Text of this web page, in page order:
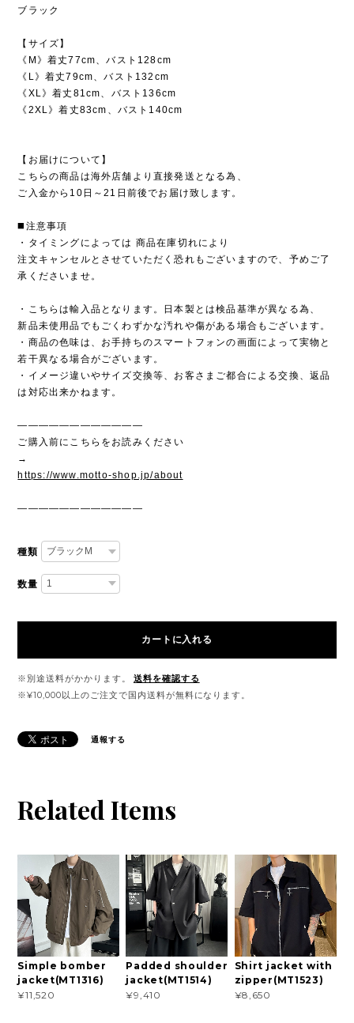
ブラック
【サイズ】
《M》着丈77cm、バスト128cm
《L》着丈79cm、バスト132cm
《XL》着丈81cm、バスト136cm
《2XL》着丈83cm、バスト140cm
【お届けについて】
こちらの商品は海外店舗より直接発送となる為、
ご入金から10日～21日前後でお届け致します。
◼️注意事項
・タイミングによっては 商品在庫切れにより
注文キャンセルとさせていただく恐れもございますので、予めご了
承くださいませ。
・こちらは輸入品となります。日本製とは検品基準が異なる為、
新品未使用品でもごくわずかな汚れや傷がある場合もございます。
・商品の色味は、お手持ちのスマートフォンの画面によって実物と
若干異なる場合がございます。
・イメージ違いやサイズ交換等、お客さまご都合による交換、返品
は対応出来かねます。
————————————
ご購入前にこちらをお読みください
→
https://www.motto-shop.jp/about
————————————
種類
数量
カートに入れる
※別途送料がかかります。
送料を確認する
※¥10,000以上のご注文で国内送料が無料になります。
通報する
Related Items
Simple bomber
jacket(MT1316)
¥11,520
Padded shoulder
jacket(MT1514)
¥9,410
Shirt jacket with
zipper(MT1523)
¥8,650